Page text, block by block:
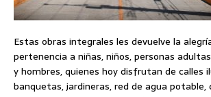
Estas obras integrales les devuelve la
pertenencia a niñas, niños, personas
y hombres, quienes hoy disfrutan de calles
banquetas, jardineras, red de agua potable,